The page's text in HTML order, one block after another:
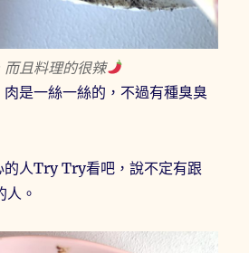
而且料理的很辣
是一絲一絲的，不過有種臭臭
的人Try Try看吧，說不定有跟
。